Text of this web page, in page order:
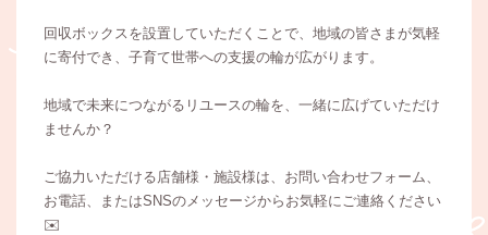
回収ボックスを設置していただくことで、地域の皆さまが気軽
に寄付でき、子育て世帯への支援の輪が広がります。
地域で未来につながるリユースの輪を、一緒に広げていただけ
ませんか？
ご協力いただける店舗様・施設様は、お問い合わせフォーム、
お電話、またはSNSのメッセージからお気軽にご連絡ください
✉️